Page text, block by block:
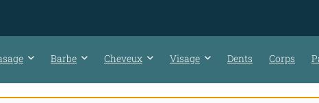
Barbe Cheveux Visage Dents Corps